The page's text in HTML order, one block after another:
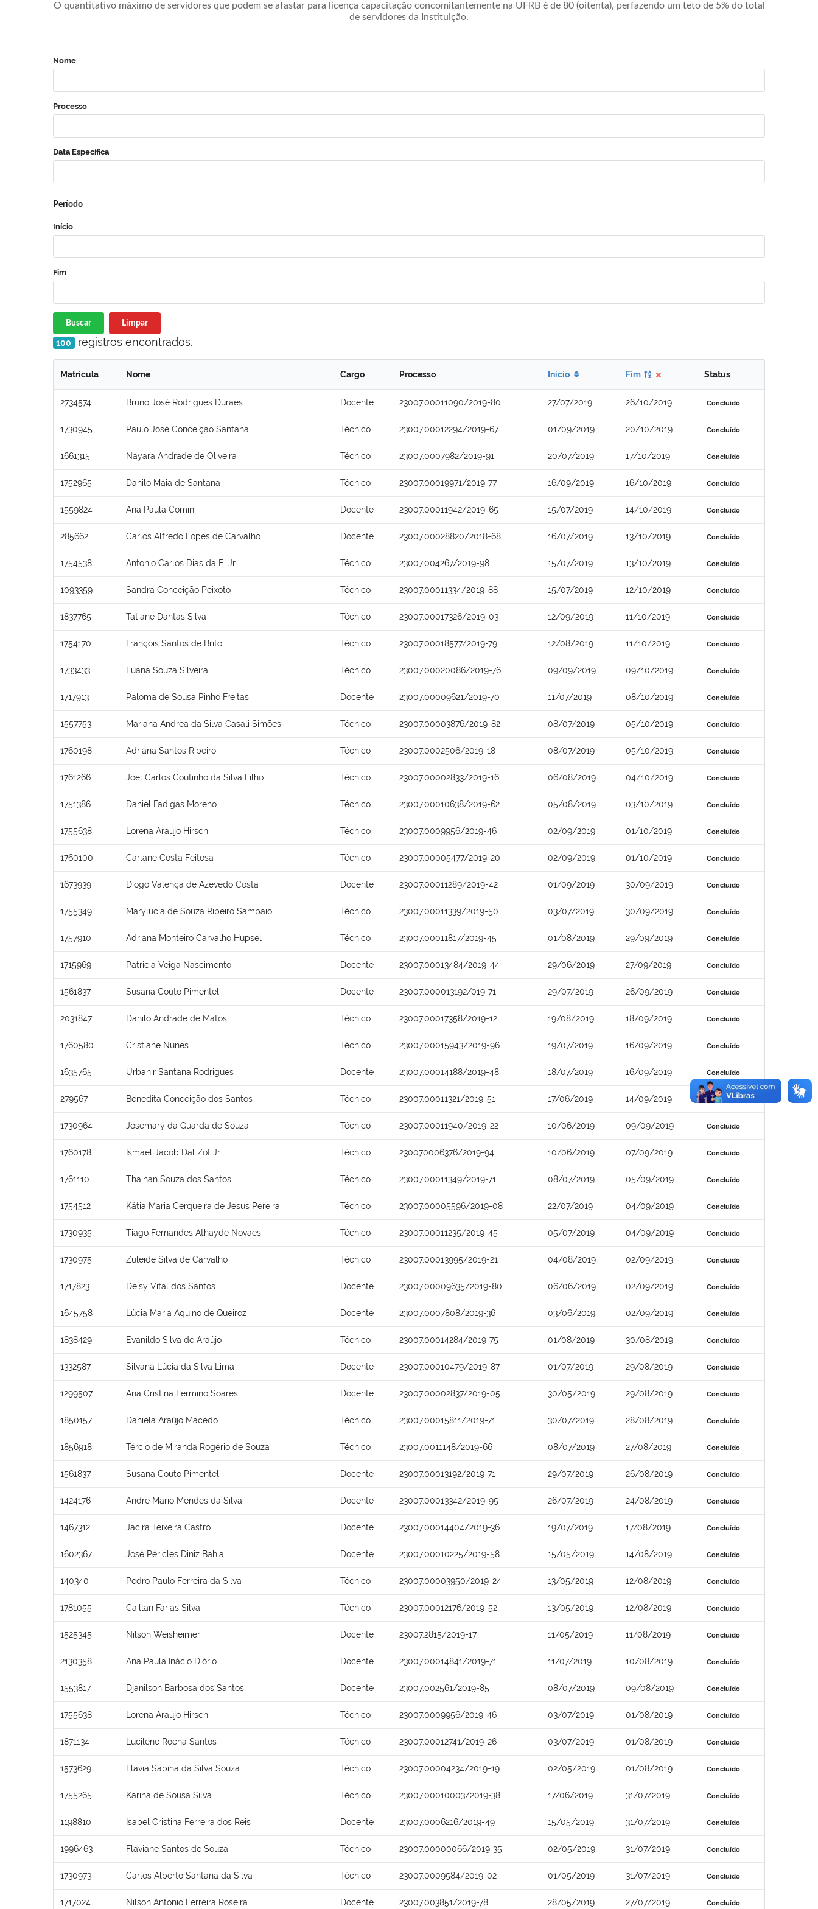
O quantitativo máximo de servidores que podem se afastar para licença capacitação concomitantemente na UFRB é de 80 (oitenta), perfazendo um teto de 5% do total
de servidores da Instituição.
Nome
Processo
Data Específica
Período
Início
Fim
Buscar Limpar
100 registros encontrados.
Matrícula Nome Cargo Processo Início Fim Status
2734574 Bruno José Rodrigues Durães Docente 23007.00011090/2019-80 27/07/2019 26/10/2019 Concluído
1730945 Paulo José Conceição Santana Técnico 23007.00012294/2019-67 01/09/2019 20/10/2019 Concluído
1661315 Nayara Andrade de Oliveira Técnico 23007.0007982/2019-91 20/07/2019 17/10/2019 Concluído
1752965 Danilo Maia de Santana Técnico 23007.00019971/2019-77 16/09/2019 16/10/2019 Concluído
1559824 Ana Paula Comin Docente 23007.00011942/2019-65 15/07/2019 14/10/2019 Concluído
285662 Carlos Alfredo Lopes de Carvalho Docente 23007.00028820/2018-68 16/07/2019 13/10/2019 Concluído
1754538 Antonio Carlos Dias da E. Jr. Técnico 23007.004267/2019-98 15/07/2019 13/10/2019 Concluído
1093359 Sandra Conceição Peixoto Técnico 23007.00011334/2019-88 15/07/2019 12/10/2019 Concluído
1837765 Tatiane Dantas Silva Técnico 23007.00017326/2019-03 12/09/2019 11/10/2019 Concluído
1754170 François Santos de Brito Técnico 23007.00018577/2019-79 12/08/2019 11/10/2019 Concluído
1733433 Luana Souza Silveira Técnico 23007.00020086/2019-76 09/09/2019 09/10/2019 Concluído
1717913 Paloma de Sousa Pinho Freitas Docente 23007.00009621/2019-70 11/07/2019 08/10/2019 Concluído
1557753 Mariana Andrea da Silva Casali Simões Técnico 23007.00003876/2019-82 08/07/2019 05/10/2019 Concluído
1760198 Adriana Santos Ribeiro Técnico 23007.0002506/2019-18 08/07/2019 05/10/2019 Concluído
1761266 Joel Carlos Coutinho da Silva Filho Técnico 23007.00002833/2019-16 06/08/2019 04/10/2019 Concluído
1751386 Daniel Fadigas Moreno Técnico 23007.00010638/2019-62 05/08/2019 03/10/2019 Concluído
1755638 Lorena Araújo Hirsch Técnico 23007.0009956/2019-46 02/09/2019 01/10/2019 Concluído
1760100 Carlane Costa Feitosa Técnico 23007.00005477/2019-20 02/09/2019 01/10/2019 Concluído
1673939 Diogo Valença de Azevedo Costa Docente 23007.00011289/2019-42 01/09/2019 30/09/2019 Concluído
1755349 Marylucia de Souza Ribeiro Sampaio Técnico 23007.00011339/2019-50 03/07/2019 30/09/2019 Concluído
1757910 Adriana Monteiro Carvalho Hupsel Técnico 23007.00011817/2019-45 01/08/2019 29/09/2019 Concluído
1715969 Patricia Veiga Nascimento Docente 23007.00013484/2019-44 29/06/2019 27/09/2019 Concluído
1561837 Susana Couto Pimentel Docente 23007.000013192/019-71 29/07/2019 26/09/2019 Concluído
2031847 Danilo Andrade de Matos Técnico 23007.00017358/2019-12 19/08/2019 18/09/2019 Concluído
1760580 Cristiane Nunes Técnico 23007.00015943/2019-96 19/07/2019 16/09/2019 Concluído
1635765 Urbanir Santana Rodrigues Docente 23007.00014188/2019-48 18/07/2019 16/09/2019 Concluído
279567 Benedita Conceição dos Santos Técnico 23007.00011321/2019-51 17/06/2019 14/09/2019 Concluído
1730964 Josemary da Guarda de Souza Técnico 23007.00011940/2019-22 10/06/2019 09/09/2019 Concluído
1760178 Ismael Jacob Dal Zot Jr. Técnico 230070006376/2019-94 10/06/2019 07/09/2019 Concluído
1761110 Thainan Souza dos Santos Técnico 23007.00011349/2019-71 08/07/2019 05/09/2019 Concluído
1754512 Kátia Maria Cerqueira de Jesus Pereira Técnico 23007.00005596/2019-08 22/07/2019 04/09/2019 Concluído
1730935 Tiago Fernandes Athayde Novaes Técnico 23007.00011235/2019-45 05/07/2019 04/09/2019 Concluído
1730975 Zuleide Silva de Carvalho Técnico 23007.00013995/2019-21 04/08/2019 02/09/2019 Concluído
1717823 Deisy Vital dos Santos Docente 23007.00009635/2019-80 06/06/2019 02/09/2019 Concluído
1645758 Lúcia Maria Aquino de Queiroz Docente 23007.0007808/2019-36 03/06/2019 02/09/2019 Concluído
1838429 Evanildo Silva de Araújo Técnico 23007.00014284/2019-75 01/08/2019 30/08/2019 Concluído
1332587 Silvana Lúcia da Silva Lima Docente 23007.00010479/2019-87 01/07/2019 29/08/2019 Concluído
1299507 Ana Cristina Fermino Soares Docente 23007.00002837/2019-05 30/05/2019 29/08/2019 Concluído
1850157 Daniela Araújo Macedo Técnico 23007.00015811/2019-71 30/07/2019 28/08/2019 Concluído
1856918 Tércio de Miranda Rogério de Souza Técnico 23007.0011148/2019-66 08/07/2019 27/08/2019 Concluído
1561837 Susana Couto Pimentel Docente 23007.00013192/2019-71 29/07/2019 26/08/2019 Concluído
1424176 Andre Mario Mendes da Silva Docente 23007.00013342/2019-95 26/07/2019 24/08/2019 Concluído
1467312 Jacira Teixeira Castro Docente 23007.00014404/2019-36 19/07/2019 17/08/2019 Concluído
1602367 José Péricles Diniz Bahia Docente 23007.00010225/2019-58 15/05/2019 14/08/2019 Concluído
140340 Pedro Paulo Ferreira da Silva Técnico 23007.00003950/2019-24 13/05/2019 12/08/2019 Concluído
1781055 Caillan Farias Silva Técnico 23007.00012176/2019-52 13/05/2019 12/08/2019 Concluído
1525345 Nilson Weisheimer Docente 23007.2815/2019-17 11/05/2019 11/08/2019 Concluído
2130358 Ana Paula Inácio Diório Docente 23007.00014841/2019-71 11/07/2019 10/08/2019 Concluído
1553817 Djanilson Barbosa dos Santos Docente 23007.002561/2019-85 08/07/2019 09/08/2019 Concluído
1755638 Lorena Araújo Hirsch Técnico 23007.0009956/2019-46 03/07/2019 01/08/2019 Concluído
1871134 Lucilene Rocha Santos Técnico 23007.00012741/2019-26 03/07/2019 01/08/2019 Concluído
1573629 Flavia Sabina da Silva Souza Técnico 23007.00004234/2019-19 02/05/2019 01/08/2019 Concluído
1755265 Karina de Sousa Silva Técnico 23007.00010003/2019-38 17/06/2019 31/07/2019 Concluído
1198810 Isabel Cristina Ferreira dos Reis Docente 23007.0006216/2019-49 15/05/2019 31/07/2019 Concluído
1996463 Flaviane Santos de Souza Técnico 23007.00000066/2019-35 02/05/2019 31/07/2019 Concluído
1730973 Carlos Alberto Santana da Silva Técnico 23007.0009584/2019-02 01/05/2019 31/07/2019 Concluído
1717024 Nilson Antonio Ferreira Roseira Docente 23007.003851/2019-78 28/05/2019 27/07/2019 Concluído